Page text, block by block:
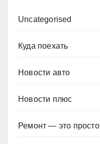
Uncategorised
Куда поехать
Новости авто
Новости плюс
Ремонт — это просто